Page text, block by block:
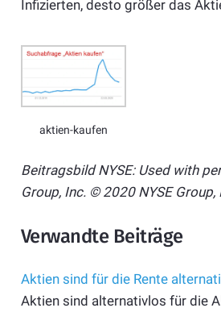
Infizierten, desto größer das
aktien-kaufen
Beitragsbild NYSE: Used with
Group, Inc. © 2020 NYSE Group,
Verwandte Beiträge
Aktien sind für die Rente
Aktien sind alternativlos für die